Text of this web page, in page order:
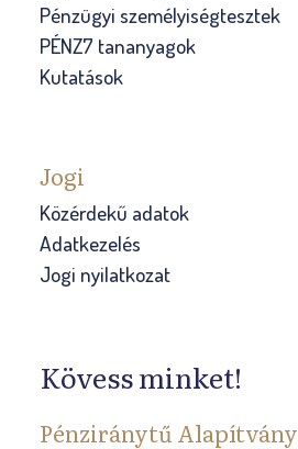
Pénzügyi személyiségtesztek
PÉNZ7 tananyagok
Kutatások
Jogi
Közérdekű adatok
Adatkezelés
Jogi nyilatkozat
Kövess minket!
Pénziránytű Alapítvány